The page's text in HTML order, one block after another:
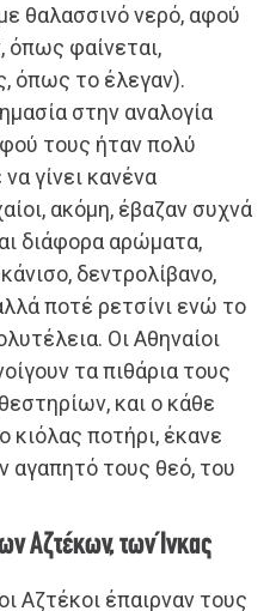
θαλασσινό νερό, αφού
όπως φαίνεται,
όπως το έλεγαν).
στην αναλογία
τους ήταν πολύ
γίνει κανένα
ακόμη, έβαζαν συχνά
διάφορα αρώματα,
δεντρολίβανο,
ποτέ ρετσίνι ενώ το
Οι Αθηναίοι
τα πιθάρια τους
και ο κάθε
κιόλας ποτήρι, έκανε
αγαπητό τους θεό, του
Αζτέκων, των Ίνκας
Αζτέκοι έπαιρναν τους